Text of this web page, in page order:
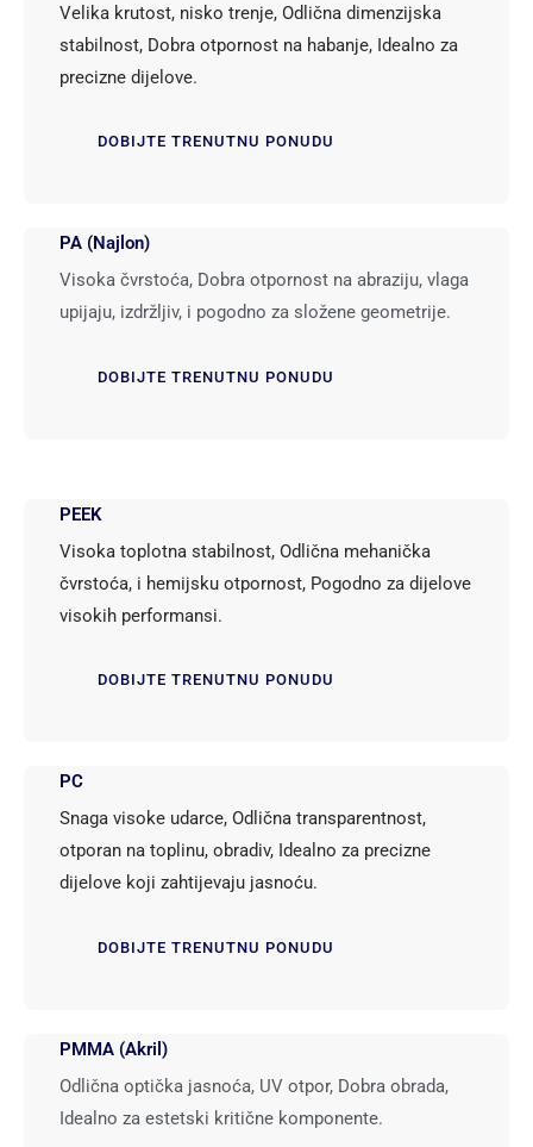
Velika krutost, nisko trenje, Odlična dimenzijska
stabilnost, Dobra otpornost na habanje, Idealno za
precizne dijelove.
DOBIJTE TRENUTNU PONUDU
PA (Najlon)
Visoka čvrstoća, Dobra otpornost na abraziju, vlaga
upijaju, izdržljiv, i pogodno za složene geometrije.
DOBIJTE TRENUTNU PONUDU
PEEK
Visoka toplotna stabilnost, Odlična mehanička
čvrstoća, i hemijsku otpornost, Pogodno za dijelove
visokih performansi.
DOBIJTE TRENUTNU PONUDU
PC
Snaga visoke udarce, Odlična transparentnost,
otporan na toplinu, obradiv, Idealno za precizne
dijelove koji zahtijevaju jasnoću.
DOBIJTE TRENUTNU PONUDU
PMMA (Akril)
Odlična optička jasnoća, UV otpor, Dobra obrada,
Idealno za estetski kritične komponente.